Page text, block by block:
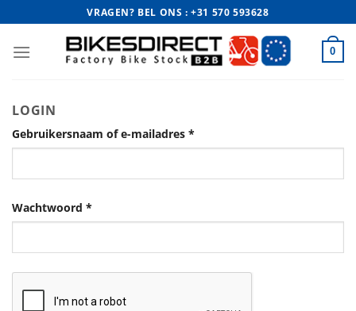
naar
inhoud
VRAGEN? BEL ONS : +31 570 593628
0
LOGIN
Gebruikersnaam of e-mailadres *
Wachtwoord *